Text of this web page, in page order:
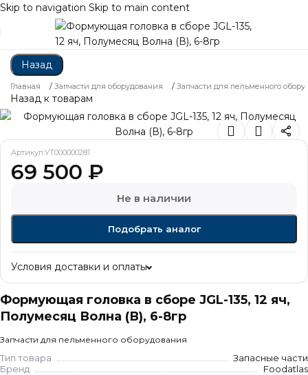
Skip to navigation Skip to main content
Назад
Главная / Запчасти для оборудования / Запчасти для пельменного
Назад к товарам
Формующая головка в сборе JGL-135, 12 яч,
Полумесяц Волна (В), 6-8гр
Запчасти для пельменного оборудования
Тип товара
Запасные части
Бренд
Foodatlas
Артикул:УТ000000281
69 500 ₽
Не в наличии
Подобрать аналог
Условия доставки и оплаты